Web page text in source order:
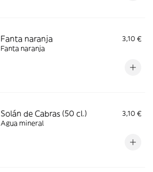
Fanta naranja
3,10 €
Fanta naranja
Solán de Cabras (50 cl.)
3,10 €
Agua mineral